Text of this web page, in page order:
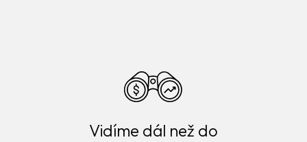
Vidíme dál než do